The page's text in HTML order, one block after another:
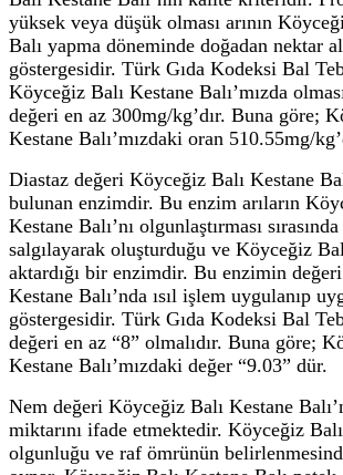
yüksek veya düşük olması arının
Balı yapma döneminde doğadan nektar
göstergesidir. Türk Gıda Kodeksi Bal
Köyceğiz Balı Kestane Balı’mızda
değeri en az 300mg/kg’dır. Buna göre;
Kestane Balı’mızdaki oran 510.55mg/
Diastaz değeri Köyceğiz Balı Kestane
bulunan enzimdir. Bu enzim arıların
Kestane Balı’nı olgunlaştırması
salgılayarak oluşturduğu ve Köyceğiz
aktardığı bir enzimdir. Bu enzimin
Kestane Balı’nda ısıl işlem uygulanıp
göstergesidir. Türk Gıda Kodeksi Bal
değeri en az “8” olmalıdır. Buna göre;
Kestane Balı’mızdaki değer “9.03” dür.
Nem değeri Köyceğiz Balı Kestane
miktarını ifade etmektedir. Köyceğiz Balı
olgunluğu ve raf ömrünün